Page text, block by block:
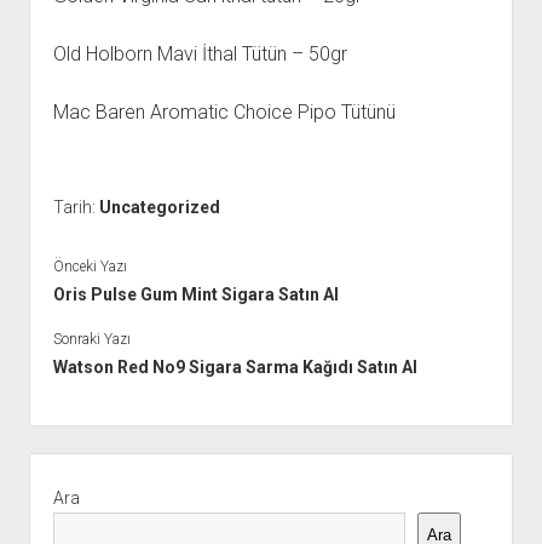
Old Holborn Mavi İthal Tütün – 50gr
Mac Baren Aromatic Choice Pipo Tütünü
Tarih: Uncategorized
Önceki Yazı
Oris Pulse Gum Mint Sigara Satın Al
Sonraki Yazı
Watson Red No9 Sigara Sarma Kağıdı Satın Al
Menü
Ara
Ara